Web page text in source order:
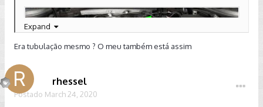
Expand
Era tubulação mesmo ? O meu também está assim
rhessel
Postado March 24, 2020